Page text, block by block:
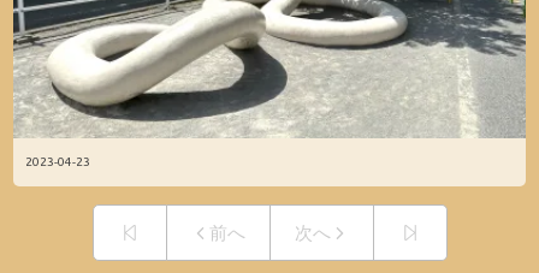
2023-04-23
前へ 次へ